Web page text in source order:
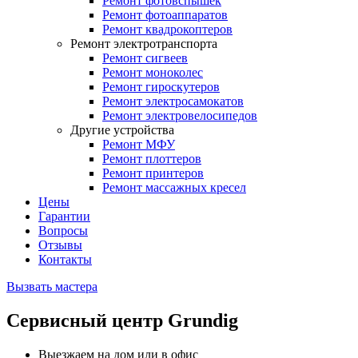
Ремонт фотоаппаратов
Ремонт квадрокоптеров
Ремонт электротранспорта
Ремонт сигвеев
Ремонт моноколес
Ремонт гироскутеров
Ремонт электросамокатов
Ремонт электровелосипедов
Другие устройства
Ремонт МФУ
Ремонт плоттеров
Ремонт принтеров
Ремонт массажных кресел
Цены
Гарантии
Вопросы
Отзывы
Контакты
Вызвать мастера
Сервисный центр Grundig
Выезжаем на дом или в офис